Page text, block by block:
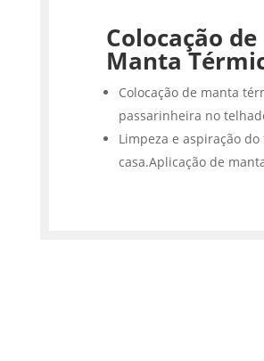
Colocação de
Manta
Colocação de manta
passarinheira no
Limpeza e aspiração
casa.Aplicação de